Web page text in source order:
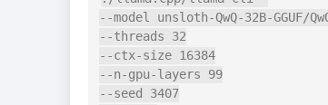
--model unsloth-QwQ-32B-GGUF/
--threads 32
--ctx-size 16384
--n-gpu-layers 99
--seed 3407